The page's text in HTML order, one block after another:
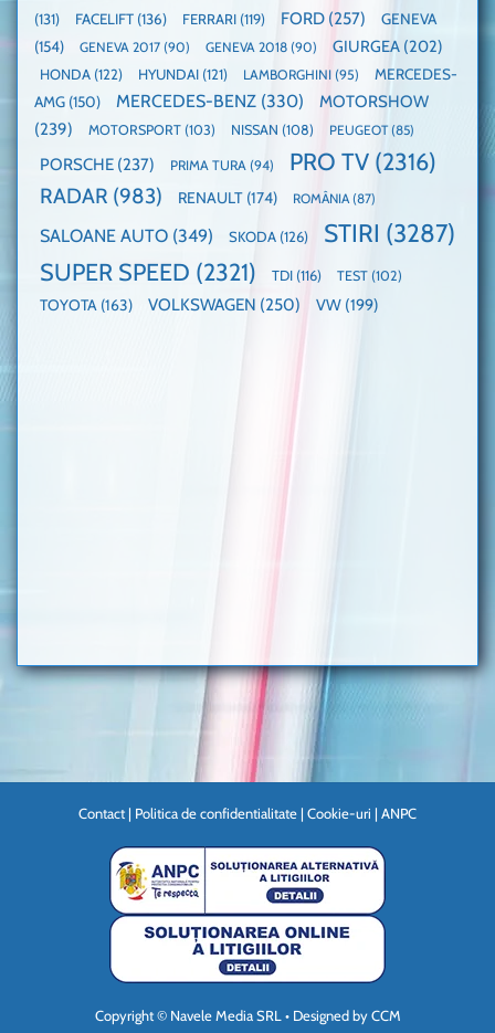
(131)
FACELIFT (136) FERRARI (119) FORD (257)
GENEVA
(154)
GENEVA 2017 (90) GENEVA 2018 (90) GIURGEA (202)
HONDA (122) HYUNDAI (121) LAMBORGHINI (95)
MERCEDES-
AMG (150) MERCEDES-BENZ (330)
MOTORSHOW
(239)
MOTORSPORT (103) NISSAN (108) PEUGEOT(85)
PORSCHE (237) PRIMA TURA (94) PRO TV (2316)
RADAR (983) RENAULT (174) ROMÂNIA (87)
SALOANE AUTO (349) SKODA (126) STIRI (3287)
SUPER SPEED (2321) TDI (116) TEST (102)
TOYOTA (163) VOLKSWAGEN (250) VW (199)
Contact | Politica de confidentialitate | Cookie-uri | ANPC
Copyright © Navele Media SRL • Designed byCCM